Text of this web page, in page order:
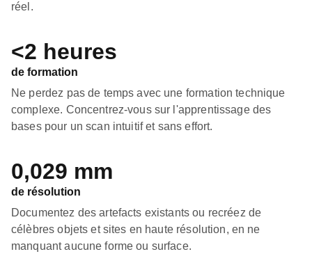
réel.
<2 heures
de formation
Ne perdez pas de temps avec une formation technique
complexe. Concentrez-vous sur l'apprentissage des
bases pour un scan intuitif et sans effort.
0,029 mm
de résolution
Documentez des artefacts existants ou recréez de
célèbres objets et sites en haute résolution, en ne
manquant aucune forme ou surface.